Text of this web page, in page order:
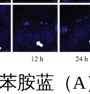
胺蓝（